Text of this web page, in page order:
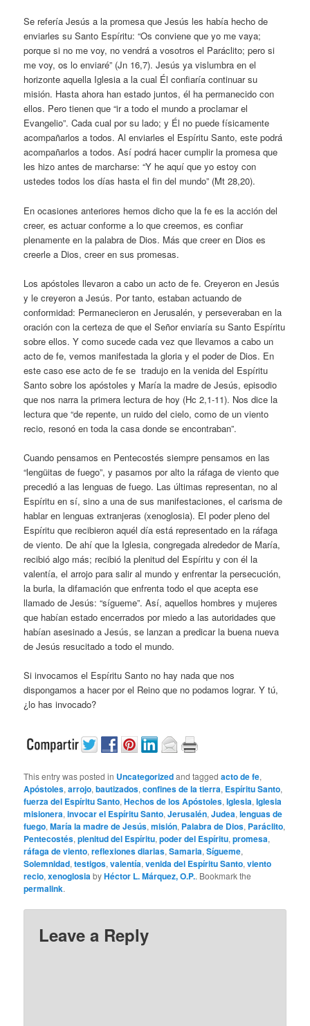
Se refería Jesús a la promesa que Jesús les había hecho de
enviarles su Santo Espíritu: “Os conviene que yo me vaya;
porque si no me voy, no vendrá a vosotros el Paráclito; pero si
me voy, os lo enviaré” (Jn 16,7). Jesús ya vislumbra en el
horizonte aquella Iglesia a la cual Él confiaría continuar su
misión. Hasta ahora han estado juntos, él ha permanecido con
ellos. Pero tienen que “ir a todo el mundo a proclamar el
Evangelio”. Cada cual por su lado; y Él no puede físicamente
acompañarlos a todos. Al enviarles el Espíritu Santo, este podrá
acompañarlos a todos. Así podrá hacer cumplir la promesa que
les hizo antes de marcharse: “Y he aquí que yo estoy con
ustedes todos los días hasta el fin del mundo” (Mt 28,20).
En ocasiones anteriores hemos dicho que la fe es la acción del
creer, es actuar conforme a lo que creemos, es confiar
plenamente en la palabra de Dios. Más que creer en Dios es
creerle a Dios, creer en sus promesas.
Los apóstoles llevaron a cabo un acto de fe. Creyeron en Jesús
y le creyeron a Jesús. Por tanto, estaban actuando de
conformidad: Permanecieron en Jerusalén, y perseveraban en la
oración con la certeza de que el Señor enviaría su Santo Espíritu
sobre ellos. Y como sucede cada vez que llevamos a cabo un
acto de fe, vemos manifestada la gloria y el poder de Dios. En
este caso ese acto de fe se tradujo en la venida del Espíritu
Santo sobre los apóstoles y María la madre de Jesús, episodio
que nos narra la primera lectura de hoy (Hc 2,1-11). Nos dice la
lectura que “de repente, un ruido del cielo, como de un viento
recio, resonó en toda la casa donde se encontraban”.
Cuando pensamos en Pentecostés siempre pensamos en las
“lengüitas de fuego”, y pasamos por alto la ráfaga de viento que
precedió a las lenguas de fuego. Las últimas representan, no al
Espíritu en sí, sino a una de sus manifestaciones, el carisma de
hablar en lenguas extranjeras (xenoglosia). El poder pleno del
Espíritu que recibieron aquél día está representado en la ráfaga
de viento. De ahí que la Iglesia, congregada alrededor de María,
recibió algo más; recibió la plenitud del Espíritu y con él la
valentía, el arrojo para salir al mundo y enfrentar la persecución,
la burla, la difamación que enfrenta todo el que acepta ese
llamado de Jesús: “sígueme”. Así, aquellos hombres y mujeres
que habían estado encerrados por miedo a las autoridades que
habían asesinado a Jesús, se lanzan a predicar la buena nueva
de Jesús resucitado a todo el mundo.
Si invocamos el Espíritu Santo no hay nada que nos
dispongamos a hacer por el Reino que no podamos lograr. Y tú,
¿lo has invocado?
This entry was posted in Uncategorizedand taggedacto de fe,
Apóstoles,arrojo,bautizados,confines de la tierra, Espíritu Santo,
fuerza del Espíritu Santo,Hechos de los Apóstoles,Iglesia,Iglesia
misionera,invocar el Espíritu Santo,Jerusalén,Judea,lenguas de
fuego,María la madre de Jesús,misión, Palabra de Dios, Paráclito,
Pentecostés,plenitud del Espíritu,poder del Espíritu,promesa,
ráfaga de viento,reflexiones diarias,Samaria,Sígueme,
Solemnidad,testigos,valentía,venida del Espíritu Santo,viento
recio,xenoglosiabyHéctor L. Márquez, O.P.. Bookmark the
permalink.
Leave a Reply